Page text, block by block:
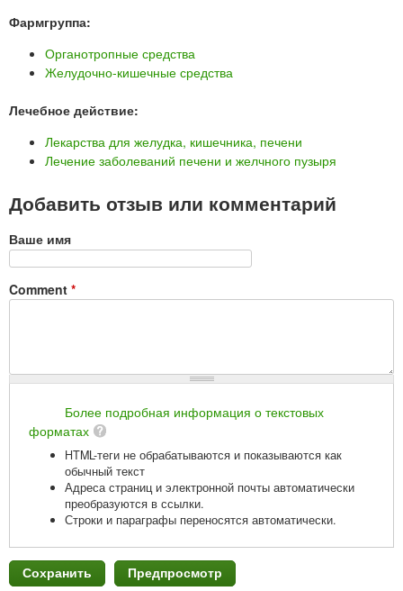
Фармгруппа:
Органотропные средства
Желудочно-кишечные средства
Лечебное действие:
Лекарства для желудка, кишечника, печени
Лечение заболеваний печени и желчного пузыря
Добавить отзыв или комментарий
Ваше имя
Comment *
Более подробная информация о текстовых
форматах
HTML-теги не обрабатываются и показываются как
обычный текст
Адреса страниц и электронной почты автоматически
преобразуются в ссылки.
Строки и параграфы переносятся автоматически.